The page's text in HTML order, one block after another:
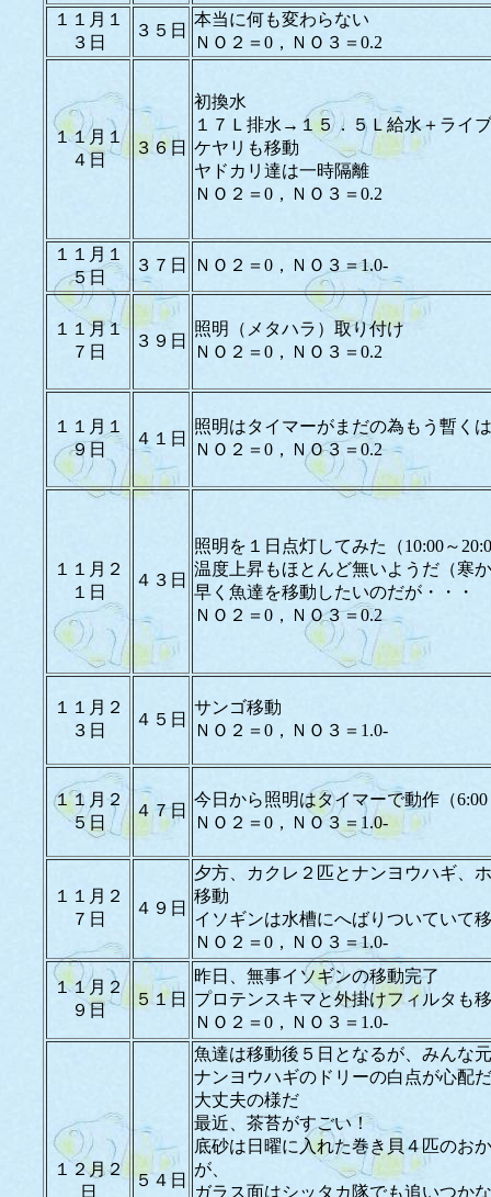
１１月１
３日
３５日
本当に何も変わらない
ＮＯ２＝0，ＮＯ３＝0.2
１１月１
４日
３６日
初換水
１７Ｌ排水→１５．５Ｌ給水＋ライ
ケヤリも移動
ヤドカリ達は一時隔離
ＮＯ２＝0，ＮＯ３＝0.2
１１月１
５日
３７日 ＮＯ２＝0，ＮＯ３＝1.0-
１１月１
７日
３９日
照明（メタハラ）取り付け
ＮＯ２＝0，ＮＯ３＝0.2
１１月１
９日
４１日
照明はタイマーがまだの為もう暫く
ＮＯ２＝0，ＮＯ３＝0.2
１１月２
１日
４３日
照明を１日点灯してみた（10:00～
温度上昇もほとんど無いようだ（寒
早く魚達を移動したいのだが・・・
ＮＯ２＝0，ＮＯ３＝0.2
１１月２
３日
４５日
サンゴ移動
ＮＯ２＝0，ＮＯ３＝1.0-
１１月２
５日
４７日
今日から照明はタイマーで動作（6:00
ＮＯ２＝0，ＮＯ３＝1.0-
１１月２
７日
４９日
夕方、カクレ２匹とナンヨウハギ、
移動
イソギンは水槽にへばりついていて
ＮＯ２＝0，ＮＯ３＝1.0-
１１月２
９日
５１日
昨日、無事イソギンの移動完了
プロテンスキマと外掛けフィルタも
ＮＯ２＝0，ＮＯ３＝1.0-
１２月２
日
５４日
魚達は移動後５日となるが、みんな
ナンヨウハギのドリーの白点が心配
大丈夫の様だ
最近、茶苔がすごい！
底砂は日曜に入れた巻き貝４匹のお
が、
ガラス面はシッタカ隊でも追いつか